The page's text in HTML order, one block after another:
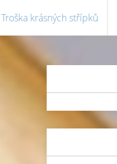
Troška krásných střípků